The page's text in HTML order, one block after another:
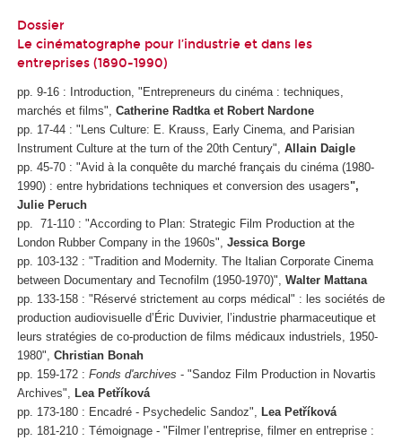
Dossier
Le cinématographe pour l’industrie et dans les
entreprises (1890-1990)
pp. 9-16 : Introduction, "Entrepreneurs du cinéma : techniques,
marchés et films", Catherine Radtka et Robert Nardone
pp. 17-44 : "Lens Culture: E. Krauss, Early Cinema, and Parisian
Instrument Culture at the turn of the 20th Century", Allain Daigle
pp. 45-70 : "Avid à la conquête du marché français du cinéma (1980-
1990) : entre hybridations techniques et conversion des usagers",
Julie Peruch
pp. 71-110 : "According to Plan: Strategic Film Production at the
London Rubber Company in the 1960s", Jessica Borge
pp. 103-132 : "Tradition and Modernity. The Italian Corporate Cinema
between Documentary and Tecnofilm (1950-1970)", Walter Mattana
pp. 133-158 : "Réservé strictement au corps médical" : les sociétés de
production audiovisuelle d’Éric Duvivier, l’industrie pharmaceutique et
leurs stratégies de co-production de films médicaux industriels, 1950-
1980", Christian Bonah
pp. 159-172 : Fonds d'archives - "Sandoz Film Production in Novartis
Archives", Lea Petříková
pp. 173-180 : Encadré - Psychedelic Sandoz", Lea Petříková
pp. 181-210 : Témoignage - "Filmer l’entreprise, filmer en entreprise :